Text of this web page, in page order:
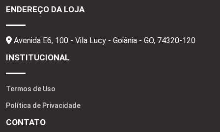
ENDEREÇO DA LOJA
Avenida E6, 100 - Vila Lucy - Goiânia - GO, 74320-120
INSTITUCIONAL
Termos de Uso
Política de Privacidade
CONTATO